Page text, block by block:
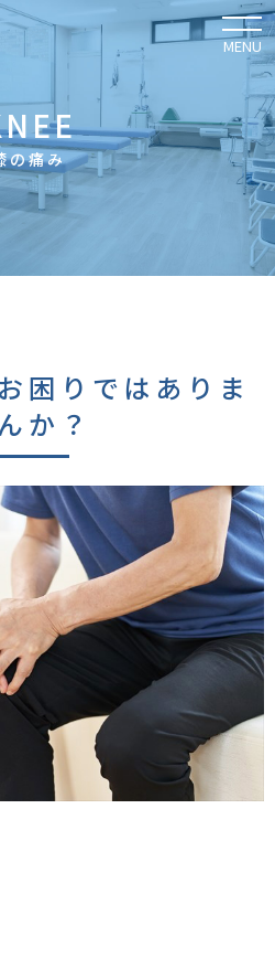
MENU
の痛み
困りではありま
か？